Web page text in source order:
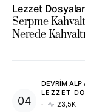
Lezzet
Serpme
Nerede
DEVRIM ALP
LEZZET
23,5K